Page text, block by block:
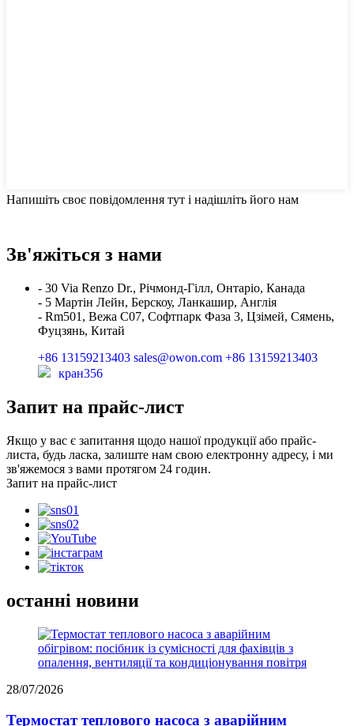
Напишіть своє повідомлення тут і надішліть його нам
Зв'яжіться з нами
- 30 Via Renzo Dr., Річмонд-Гілл, Онтаріо, Канада
- 5 Мартін Лейн, Берскоу, Ланкашир, Англія
- Rm501, Вежа C07, Софтпарк Фаза 3, Цзімей, Сямень,
Фуцзянь, Китай
+86 13159213403 sales@owon.com +86 13159213403
кран356
Запит на прайс-лист
Якщо у вас є запитання щодо нашої продукції або прайс-
листа, будь ласка, залиште нам свою електронну адресу, і ми
зв'яжемося з вами протягом 24 годин.
Запит на прайс-лист
останні новини
28/07/2026
Термостат теплового насоса з аварійним